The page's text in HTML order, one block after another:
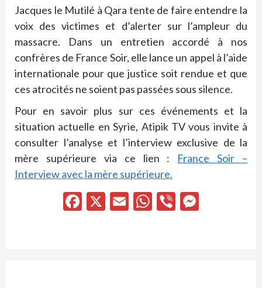
Jacques le Mutilé à Qara tente de faire entendre la
voix des victimes et d’alerter sur l’ampleur du
massacre. Dans un entretien accordé à nos
confrères de France Soir, elle lance un appel à l’aide
internationale pour que justice soit rendue et que
ces atrocités ne soient pas passées sous silence.
Pour en savoir plus sur ces événements et la
situation actuelle en Syrie, Atipik TV vous invite à
consulter l’analyse et l’interview exclusive de la
mère supérieure via ce lien : France Soir –
Interview avec la mère supérieure.
Facebook
X EmailWhatsApp
Viber